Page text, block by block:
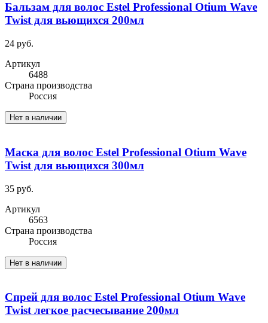
Бальзам для волос Estel Professional Otium Wave
Twist для вьющихся 200мл
24 руб.
Артикул
6488
Cтрана производства
Россия
Нет в наличии
Маска для волос Estel Professional Otium Wave
Twist для вьющихся 300мл
35 руб.
Артикул
6563
Cтрана производства
Россия
Нет в наличии
Спрей для волос Estel Professional Otium Wave
Twist легкое расчесывание 200мл